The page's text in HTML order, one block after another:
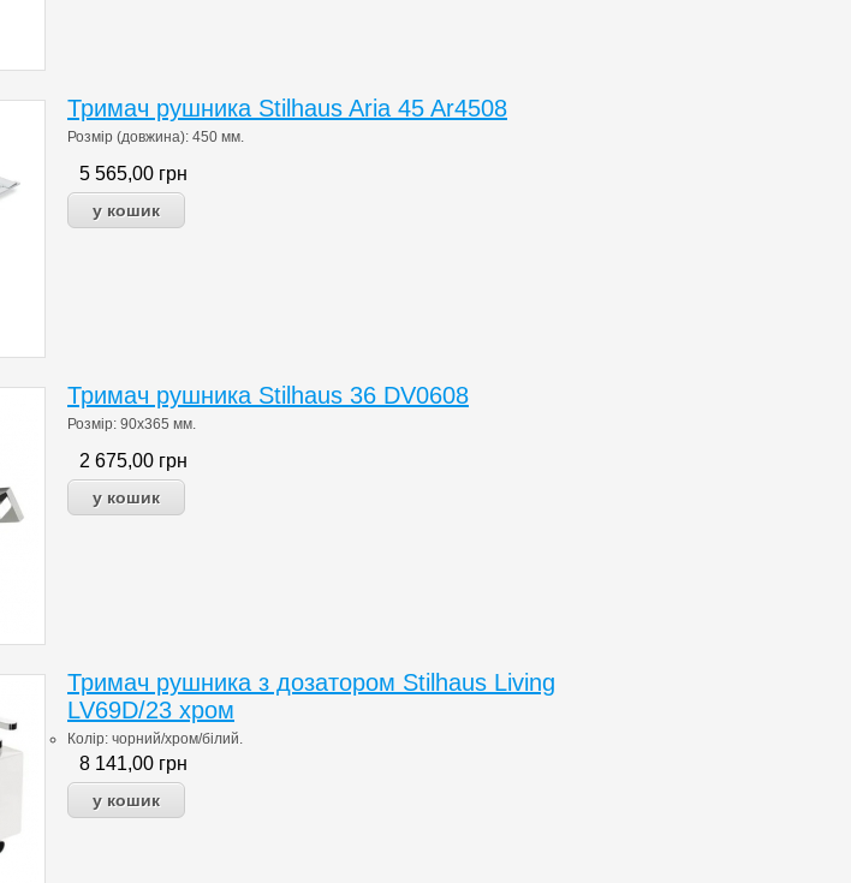
Тримач рушника Stilhaus Aria 45 Ar4508
Розмір (довжина): 450 мм.
5 565,00 грн
Тримач рушника Stilhaus 36 DV0608
Розмір: 90х365 мм.
2 675,00 грн
Тримач рушника з дозатором Stilhaus Living
LV69D/23 хром
Колір: чорний/хром/білий.
8 141,00 грн